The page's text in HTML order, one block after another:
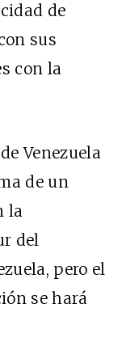
de
sus
con la
Venezuela
de un
la
del
pero el
se hará